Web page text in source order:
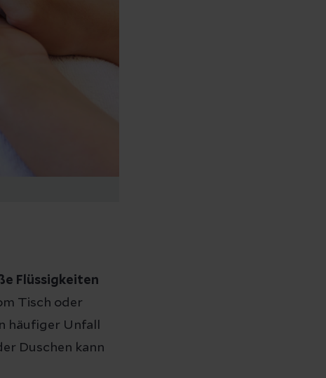
Flüssigkeiten
Tisch oder
häufiger Unfall
Duschen kann